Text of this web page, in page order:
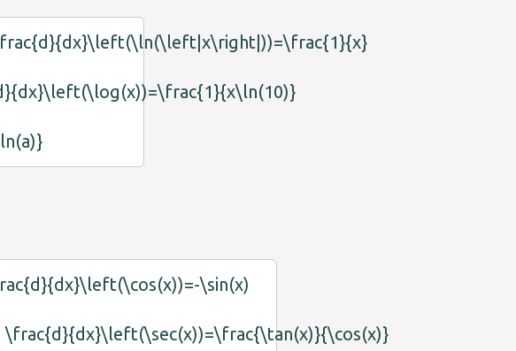
\sin(x)
\frac{d}{dx}\left(\sec(x))=\frac{\tan(x)}{\cos(x)}